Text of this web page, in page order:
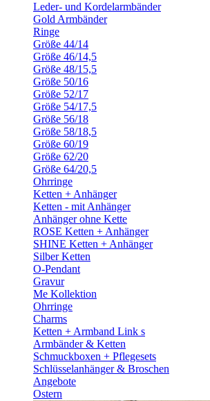
Leder- und Kordelarmbänder
Gold Armbänder
Ringe
Größe 44/14
Größe 46/14,5
Größe 48/15,5
Größe 50/16
Größe 52/17
Größe 54/17,5
Größe 56/18
Größe 58/18,5
Größe 60/19
Größe 62/20
Größe 64/20,5
Ohrringe
Ketten + Anhänger
Ketten - mit Anhänger
Anhänger ohne Kette
ROSE Ketten + Anhänger
SHINE Ketten + Anhänger
Silber Ketten
O-Pendant
Gravur
Me Kollektion
Ohrringe
Charms
Ketten + Armband Link s
Armbänder & Ketten
Schmuckboxen + Pflegesets
Schlüsselanhänger & Broschen
Angebote
Ostern